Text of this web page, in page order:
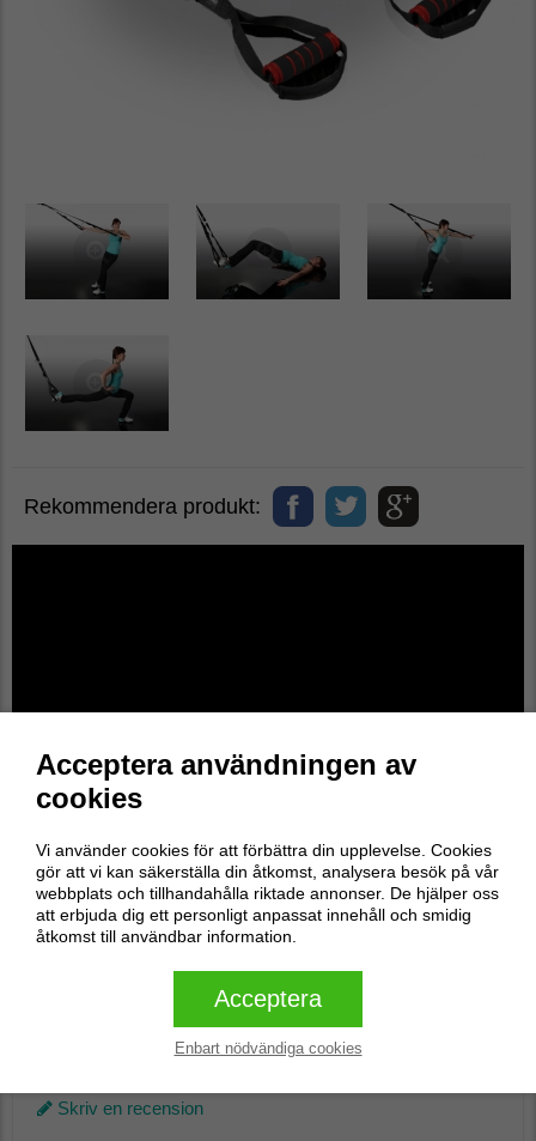
Acceptera användningen av
cookies
Vi använder cookies för att förbättra din upplevelse. Cookies
gör att vi kan säkerställa din åtkomst, analysera besök på vår
webbplats och tillhandahålla riktade annonser. De hjälper oss
att erbjuda dig ett personligt anpassat innehåll och smidig
åtkomst till användbar information.
Acceptera
Enbart nödvändiga cookies
Rekommendera produkt:
Skriv en recension